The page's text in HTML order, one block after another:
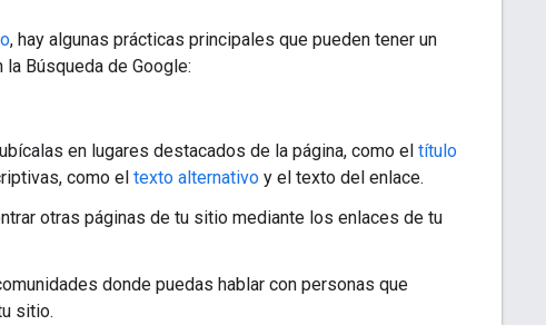
, hay algunas prácticas principales que pueden tener un
Búsqueda de Google:
en lugares destacados de la página, como el título
como el texto alternativo y el texto del enlace.
otras páginas de tu sitio mediante los enlaces de tu
donde puedas hablar con personas que
sitio.